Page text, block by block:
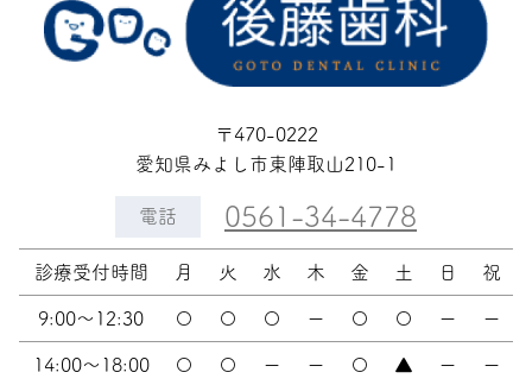
〒470-0222
愛知県みよし市東陣取山210-1
電話 0561-34-4778
診療受付時間 月 火 水 木 金 土 日 祝
9:00〜12:30 〇 〇 〇 ー 〇 〇 ー ー
14:00〜18:00 〇 〇 ー ー 〇 ▲ ー ー